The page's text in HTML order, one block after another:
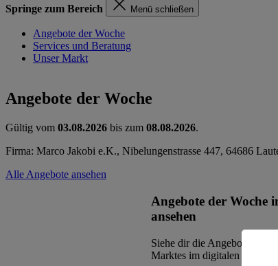
Springe zum Bereich Menü schließen
Angebote der Woche
Services und Beratung
Unser Markt
Angebote der Woche
Gültig vom 03.08.2026 bis zum 08.08.2026.
Firma: Marco Jakobi e.K., Nibelungenstrasse 447, 64686
Alle Angebote ansehen
Angebote der Woche
ansehen
Siehe dir die Angebote der
Marktes im digitalen